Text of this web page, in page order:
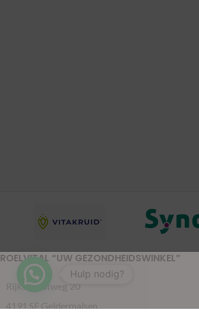
ROELVITAL “UW GEZONDHEIDSWINKEL”
Rijksstraatweg 20
4191 SE Geldermalsen
Hulp nodig?